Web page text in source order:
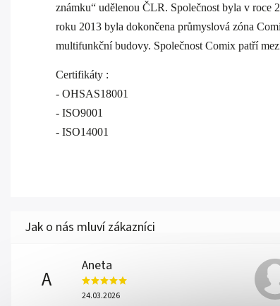
známku“ udělenou ČLR. Společnost byla v roce
roku 2013 byla dokončena průmyslová zóna
multifunkční budovy. Společnost Comix patří
Certifikáty :
- OHSAS18001
- ISO9001
- ISO14001
A
Aneta
24.03.2026